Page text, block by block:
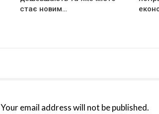
стає новим…
Your email address will not be published.